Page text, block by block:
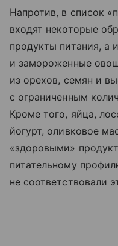
Напротив, в список
входят некоторые
продукты питания, а
и замороженные
из орехов, семян и
с ограниченным
Кроме того, яйца,
йогурт, оливковое
«здоровыми»
питательному
не соответствовали